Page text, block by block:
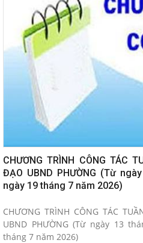
CHƯƠNG TRÌNH CÔNG TÁC
ĐẠO UBND PHƯỜNG (Từ
ngày 19 tháng 7 năm 2026)
CHƯƠNG TRÌNH CÔNG TÁC
UBND PHƯỜNG (Từ ngày 13 tháng 7 năm 2026 đến ngày 19
tháng 7 năm 2026)